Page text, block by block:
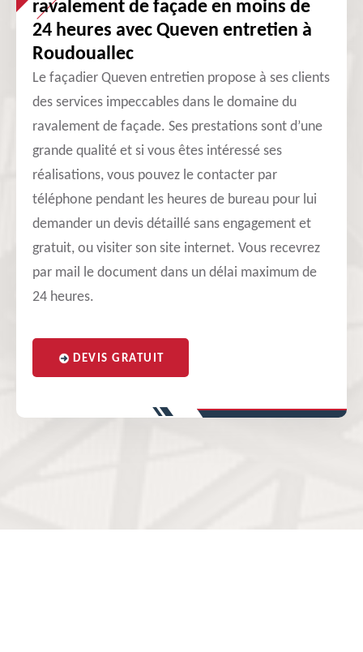
ravalement de façade en moins de
24 heures avec Queven entretien à
Roudouallec
Le façadier Queven entretien propose à ses clients
des services impeccables dans le domaine du
ravalement de façade. Ses prestations sont d’une
grande qualité et si vous êtes intéressé ses
réalisations, vous pouvez le contacter par
téléphone pendant les heures de bureau pour lui
demander un devis détaillé sans engagement et
gratuit, ou visiter son site internet. Vous recevrez
par mail le document dans un délai maximum de
24 heures.
DEVIS GRATUIT